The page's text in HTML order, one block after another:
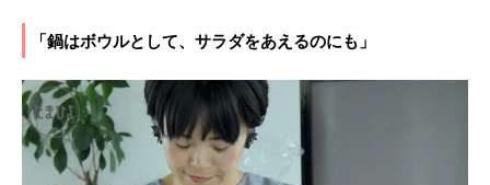
「鍋はボウルとして、サラダをあえるのにも」